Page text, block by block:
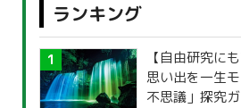
ランキング
【自由研究に
思い出を一生
不思議」探究